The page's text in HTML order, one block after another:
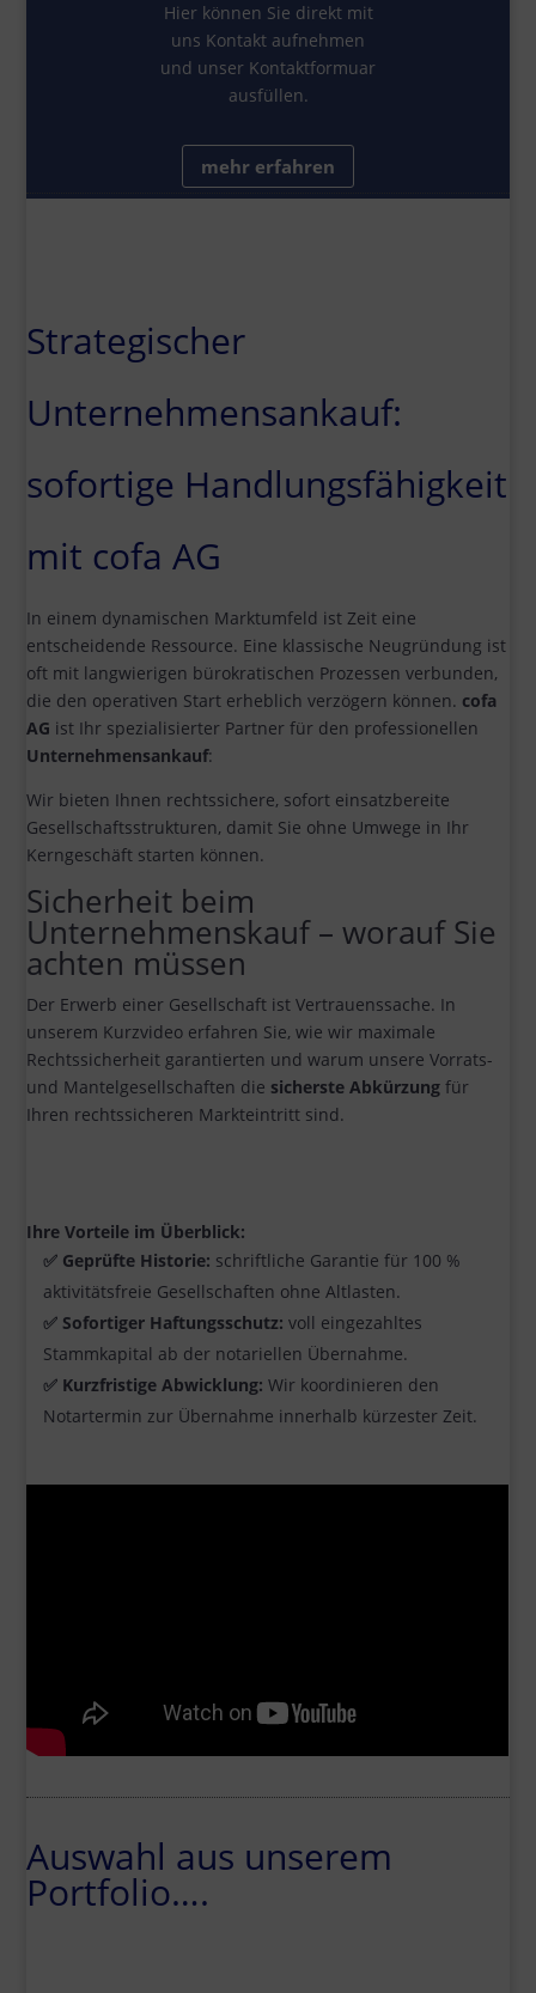
Hier können Sie direkt mit
uns Kontakt aufnehmen
und unser Kontaktformuar
ausfüllen.
mehr erfahren
Strategischer
Unternehmensankauf:
sofortige Handlungsfähigkeit
mit cofa AG
In einem dynamischen Marktumfeld ist Zeit eine
entscheidende Ressource. Eine klassische Neugründung ist
oft mit langwierigen bürokratischen Prozessen verbunden,
die den operativen Start erheblich verzögern können. cofa
AG ist Ihr spezialisierter Partner für den professionellen
Unternehmensankauf:
Wir bieten Ihnen rechtssichere, sofort einsatzbereite
Gesellschaftsstrukturen, damit Sie ohne Umwege in Ihr
Kerngeschäft starten können.
Sicherheit beim
Unternehmenskauf – worauf Sie
achten müssen
Der Erwerb einer Gesellschaft ist Vertrauenssache. In
unserem Kurzvideo erfahren Sie, wie wir maximale
Rechtssicherheit garantierten und warum unsere Vorrats-
und Mantelgesellschaften die sicherste Abkürzung für
Ihren rechtssicheren Markteintritt sind.
Ihre Vorteile im Überblick:
✅ Geprüfte Historie: schriftliche Garantie für 100 %
aktivitätsfreie Gesellschaften ohne Altlasten.
✅ Sofortiger Haftungsschutz: voll eingezahltes
Stammkapital ab der notariellen Übernahme.
✅ Kurzfristige Abwicklung: Wir koordinieren den
Notartermin zur Übernahme innerhalb kürzester Zeit.
Auswahl aus unserem
Portfolio….